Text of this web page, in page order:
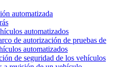
automatizada
automatizados
de autorización de pruebas de
automatizados
de seguridad de los vehículos